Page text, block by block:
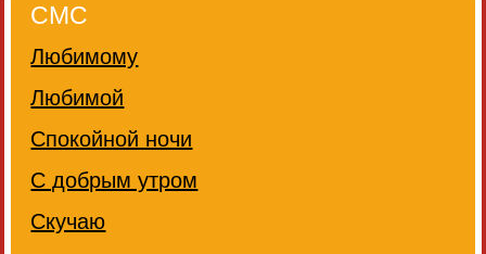
СМС
Любимому
Любимой
Спокойной ночи
С добрым утром
Скучаю